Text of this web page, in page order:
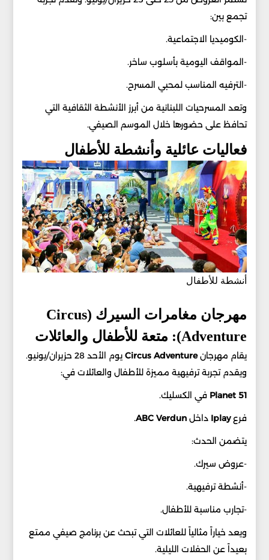
تجمع بين:
-الكوميديا الاجتماعية.
-المواقف اليومية بأسلوب ساخر.
-الترفيه المناسب لمحبي المسرح.
وتعد المسرحيات اللبنانية من أبرز الأنشطة الثقافية التي
تحافظ على حضورها خلال الموسم الصيفي.
فعاليات عائلية وأنشطة للأطفال
أنشطة للأطفال
مهرجان مغامرات السيرك (Circus
Adventure): متعة للأطفال والعائلات
يقام مهرجانCircus Adventure
يوم الأحد 28 حزيران/يونيو.
ويقدم تجربة ترفيهية مميزة للأطفال والعائلات في:
Planet 51 في الكسليك.
فرعIplay داخلABC Verdun
.
يتضمن الحدث:
-عروض سيرك.
-أنشطة ترفيهية.
-تجارب مناسبة للأطفال.
ويعد خياراً مثالياً للعائلات التي تبحث عن برنامج صيفي ممتع
بعيداً عن الحفلات الليلية.